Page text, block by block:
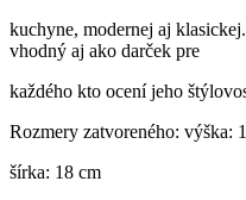
kuchyne, modernej aj
vhodný aj ako darček pre
každého kto ocení jeho
Rozmery zatvoreného: výška:
šírka: 18 cm